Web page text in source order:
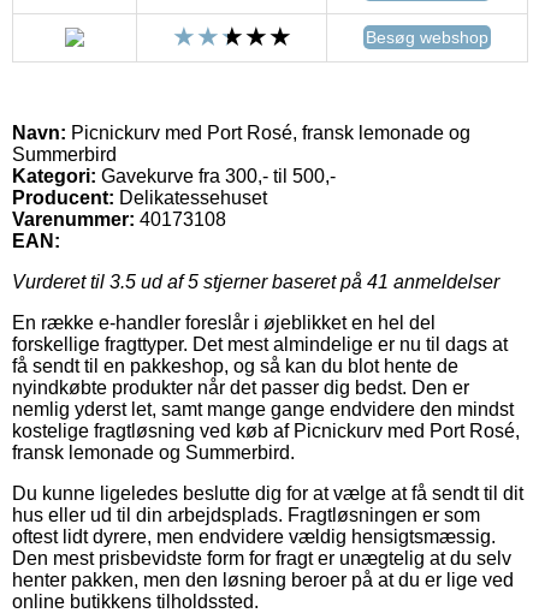
Besøg webshop
Navn: Picnickurv med Port Rosé, fransk lemonade og
Summerbird
Kategori: Gavekurve fra 300,- til 500,-
Producent: Delikatessehuset
Varenummer: 40173108
EAN:
Vurderet til 3.5 ud af 5 stjerner baseret på 41 anmeldelser
En række e-handler foreslår i øjeblikket en hel del
forskellige fragttyper. Det mest almindelige er nu til dags at
få sendt til en pakkeshop, og så kan du blot hente de
nyindkøbte produkter når det passer dig bedst. Den er
nemlig yderst let, samt mange gange endvidere den mindst
kostelige fragtløsning ved køb af Picnickurv med Port Rosé,
fransk lemonade og Summerbird.
Du kunne ligeledes beslutte dig for at vælge at få sendt til dit
hus eller ud til din arbejdsplads. Fragtløsningen er som
oftest lidt dyrere, men endvidere vældig hensigtsmæssig.
Den mest prisbevidste form for fragt er unægtelig at du selv
henter pakken, men den løsning beroer på at du er lige ved
online butikkens tilholdssted.